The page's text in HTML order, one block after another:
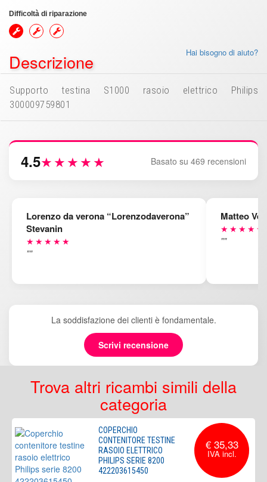
Difficoltà di riparazione
Hai bisogno di aiuto?
Descrizione
Supporto testina S1000 rasoio elettrico Philips
300009759801
4.5★★★★★ Basato su 469 recensioni
Lorenzo da verona “Lorenzodaverona”
Stevanin
★★★★★
""
Matteo
★★★★★
""
La soddisfazione dei clienti è fondamentale.
Scrivi recensione
Trova altri ricambi simili della
categoria
COPERCHIO
CONTENITORE TESTINE
RASOIO ELETTRICO
PHILIPS SERIE 8200
422203615450
€ 35,33